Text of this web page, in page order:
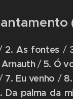
2. As fontes /
/5. Ó
7. Eu venho /
Da palma da